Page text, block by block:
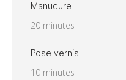
Manucure
20 minutes
Pose vernis
10 minutes